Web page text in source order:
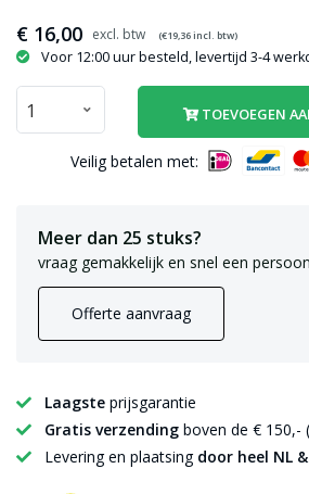
€ 16,00 (€19,36incl. btw)
Voor 12:00 uur besteld, levertijd 3-4
TOEVOEGEN
Veilig betalen met:
Meer dan 25 stuks?
vraag gemakkelijk en snel een
Offerte aanvraag
Laagste prijsgarantie
Gratis verzending boven de € 150,-
Levering en plaatsing door heel NL &